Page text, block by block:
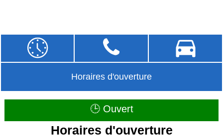
Horaires d'ouverture
🕒 Ouvert
Horaires d'ouverture